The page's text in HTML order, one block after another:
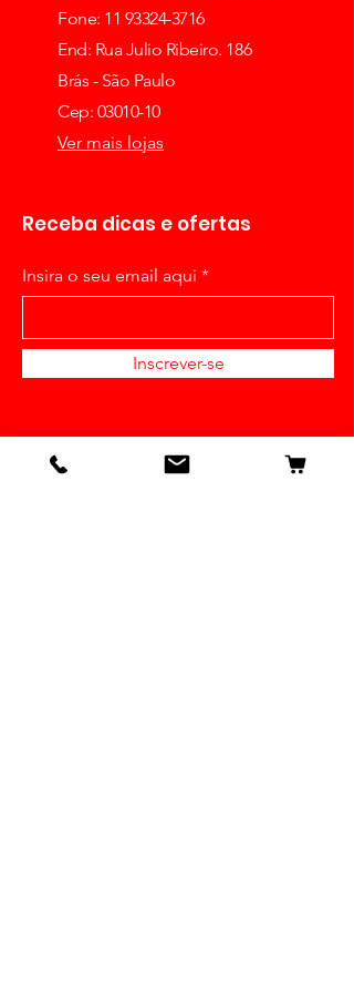
Fone: 11 93324-3716
End: Rua Julio Ribeiro. 186
Brás - São Paulo
Cep: 03010-10
Ver mais lojas
Receba dicas e ofertas
Insira o seu email aqui
Inscrever-se
Detalhes